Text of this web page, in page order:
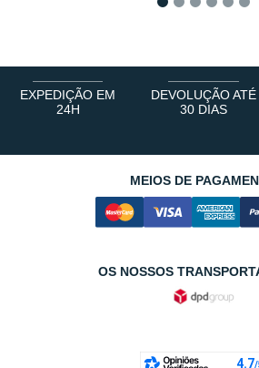
EXPEDIÇÃO EM
24H
DEVOLUÇÃO ATÉ
30 DIAS
MEIOS DE
OS NOSSOS